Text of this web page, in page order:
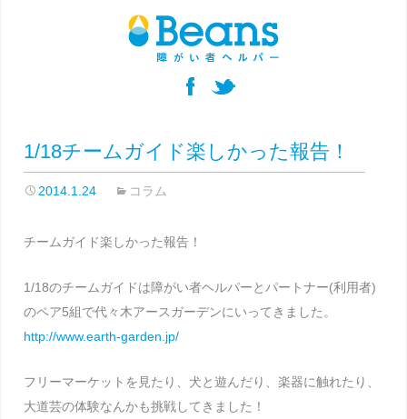
1/18チームガイド楽しかった報告！
2014.1.24 コラム
チームガイド楽しかった報告！
1/18のチームガイドは障がい者ヘルパーとパートナー(利用者)
のペア5組で代々木アースガーデンにいってきました。
http://www.earth-garden.jp/
フリーマーケットを見たり、犬と遊んだり、楽器に触れたり、
大道芸の体験なんかも挑戦してきました！